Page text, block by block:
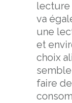
lecture
va
une
et
choix
faire